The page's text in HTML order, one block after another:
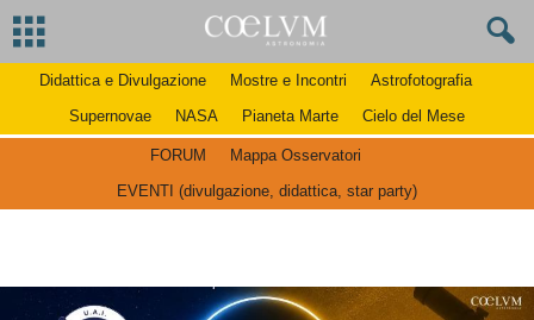
Didattica e Divulgazione Mostre e Incontri
Astrofotografia
Supernovae
NASA Pianeta Marte Cielo del Mese
FORUM
Mappa Osservatori
EVENTI (divulgazione, didattica, star party)